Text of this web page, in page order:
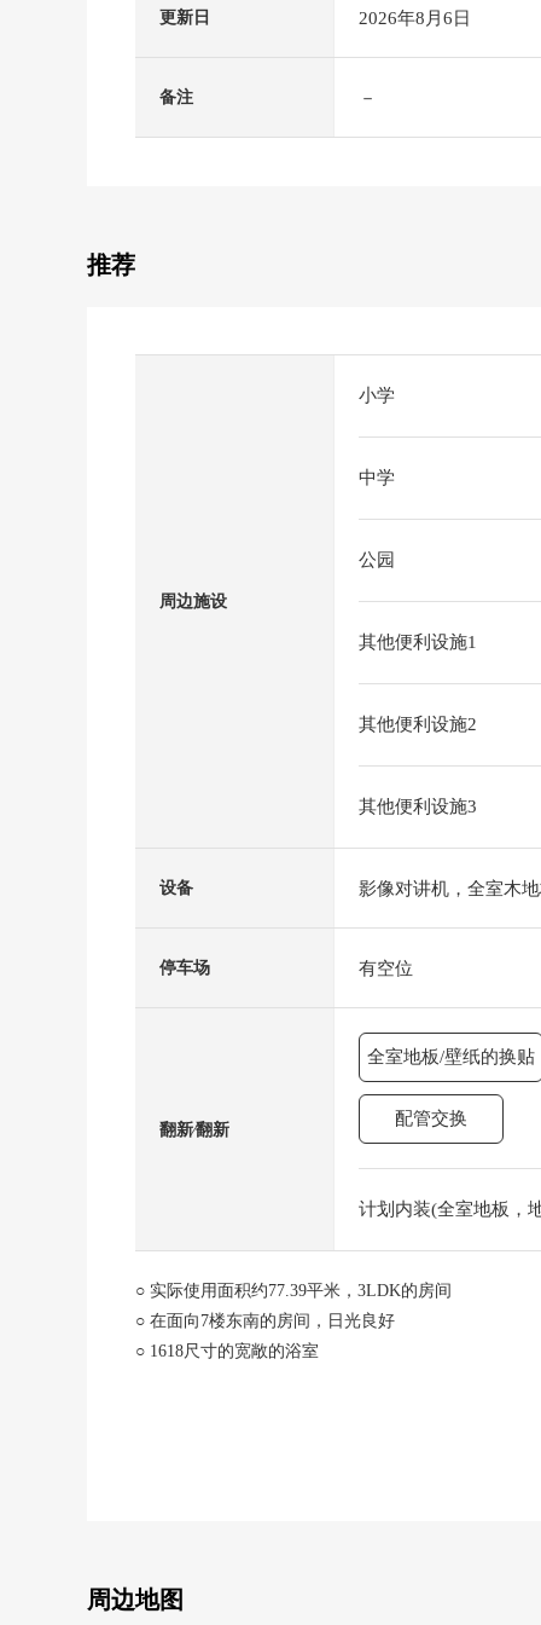
更新日 2026年8月6日
备注 －
推荐
周边施设
小学
中学
公园
其他便利设施1
其他便利设施2
其他便利设施3
设备 影像对讲机，全室木
停车场 有空位
翻新⁄翻新
全室地板/壁纸的换贴
配管交换
计划内装(全室地板，
○ 实际使用面积约77.39平米，3LDK的房间
○ 在面向7楼东南的房间，日光良好
○ 1618尺寸的宽敞的浴室
■也把自己的家的"出售"交给三井Rehouse请
周边地图